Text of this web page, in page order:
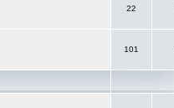
22
101